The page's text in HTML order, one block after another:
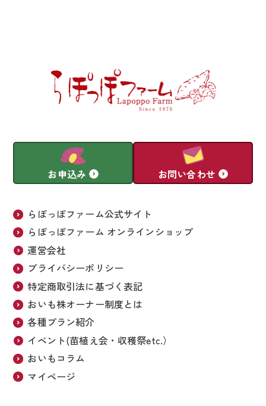
らぽっぽファーム公式サイト
らぽっぽファーム オンラインショップ
運営会社
プライバシーポリシー
特定商取引法に基づく表記
おいも株オーナー制度とは
各種プラン紹介
イベント(苗植え会・収穫祭etc.）
おいもコラム
マイページ
お申込み お問い合わせ